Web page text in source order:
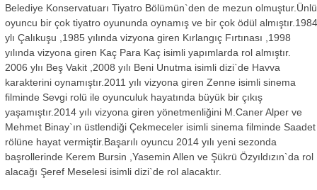
Belediye Konservatuarı Tiyatro Bölümün`den de mezun olmuştur.Ünlü
oyuncu bir çok tiyatro oyununda oynamış ve bir çok ödül
ylı Çalıkuşu ,1985 yılında vizyona giren Kırlangıç Fırtınası ,1998
yılında vizyona giren Kaç Para Kaç isimli yapımlarda rol almıştır.
2006 ylıı Beş Vakit ,2008 yılı Beni Unutma isimli dizi`de Havva
karakterini oynamıştır.2011 yılı vizyona giren Zenne isimli sinema
filminde Sevgi rolü ile oyunculuk hayatında büyük bir çıkış
yaşamıştır.2014 yılı vizyona giren yönetmenliğini M.Caner Alper ve
Mehmet Binay`ın üstlendiği Çekmeceler isimli sinema filminde Saadet
rölüne hayat vermiştir.Başarılı oyuncu 2014 yılı yeni sezonda
başrollerinde Kerem Bursin ,Yasemin Allen ve Şükrü Özyıldızın`da rol
alacağı Şeref Meselesi isimli dizi`de rol alacaktır.